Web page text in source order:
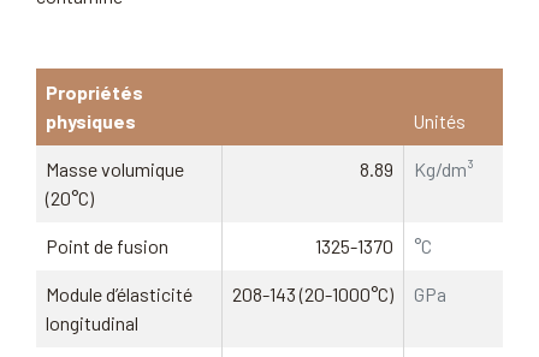
Propriétés
physiques
Unités
Masse volumique
(20°C)
8.89 Kg/dm³
Point de fusion 1325-1370 °C
Module d’élasticité
longitudinal
208-143 (20-1000°C) GPa